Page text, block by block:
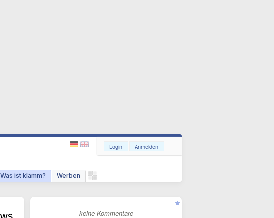
Was ist klamm? Werben
Login Anmelden
- keine Kommentare -